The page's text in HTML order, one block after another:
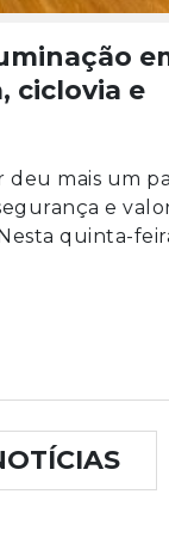
ciclovia e
mais um
e
quinta-